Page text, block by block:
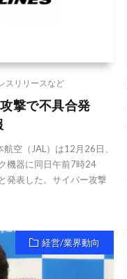
スリリースなど
撃で不具合発
空（JAL）は12月26日、
機器に同日午前7時24
発表した。サイバー攻撃
経営/業界動向